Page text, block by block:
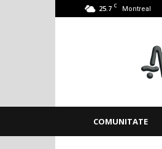
25.7 C Montreal
Montreal
COMUNITATE